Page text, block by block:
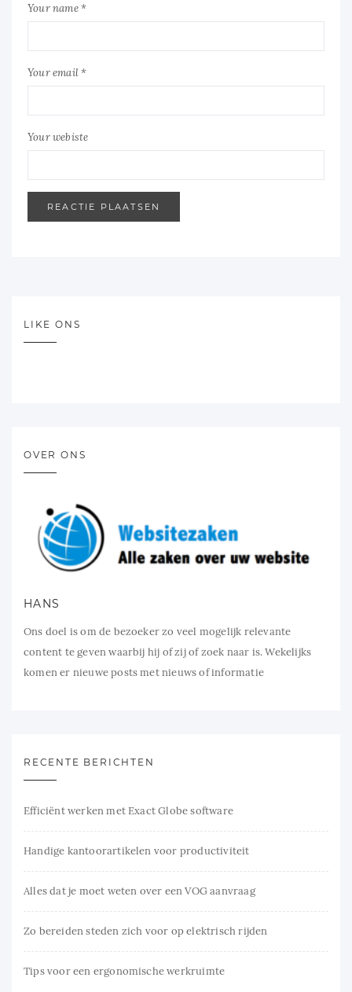
Your name *
Your email *
Your webiste
LIKE ONS
OVER ONS
HANS
Ons doel is om de bezoeker zo veel mogelijk relevante
content te geven waarbij hij of zij of zoek naar is. Wekelijks
komen er nieuwe posts met nieuws of informatie
RECENTE BERICHTEN
Efficiënt werken met Exact Globe software
Handige kantoorartikelen voor productiviteit
Alles dat je moet weten over een VOG aanvraag
Zo bereiden steden zich voor op elektrisch rijden
Tips voor een ergonomische werkruimte